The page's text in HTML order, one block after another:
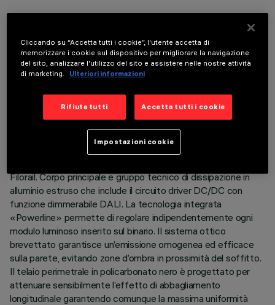
DATI TECNICI
Apparecchio miniaturizzato lineare ad incasso per sorgenti
Filorail. Corpo principale e gruppo tecnico di dissipazione in
alluminio estruso che include il circuito driver DC/DC con
funzione dimmerabile DALI. La tecnologia integrata
«Powerline» permette di regolare indipendentemente ogni
modulo luminoso inserito sul binario. Il sistema ottico
brevettato garantisce un’emissione omogenea ed efficace
sulla parete, evitando zone d’ombra in prossimità del soffitto.
Il telaio perimetrale in policarbonato nero è progettato per
attenuare sensibilmente l’effetto di abbagliamento
longitudinale garantendo comunque la massima uniformità
Cliccando su “Accetta tutti i cookie”, l'utente accetta di
memorizzare i cookie sul dispositivo per migliorare la navigazione
del sito, analizzare l'utilizzo del sito e assistere nelle nostre attività
di marketing.
Ulteriori informazioni
Rifiuta tutti Accetta tutti i cookie
Impostazioni cookie